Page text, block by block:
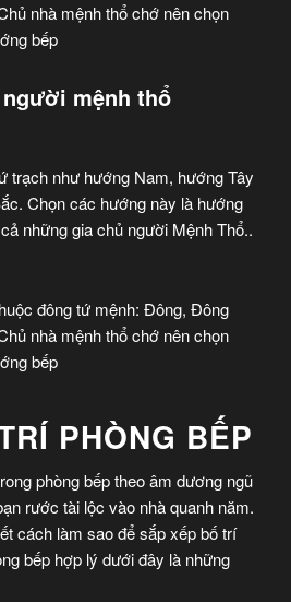
nhàmệnh thổchớ nênchọn
bếp
mệnh thổ
trạch như hướng Nam, hướng Tây
Chọn các hướng này là hướng
những gia chủ người Mệnh Thổ..
đông tứ mệnh: Đông, Đông
nhàmệnh thổchớ nênchọn
bếp
PHÒNG BẾP
phòng bếp theo âm dương ngũ
rước tài lộc vào nhà quanh năm.
cách làm sao để sắp xếp bố trí
bếp hợp lý dưới đây là những